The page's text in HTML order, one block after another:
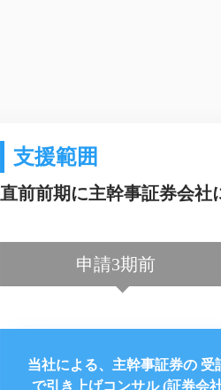
支援範囲
直前前期に主幹事証券会社
申請3期前
当社による、主幹事証券の 受
で引き上げコンサル (証券会